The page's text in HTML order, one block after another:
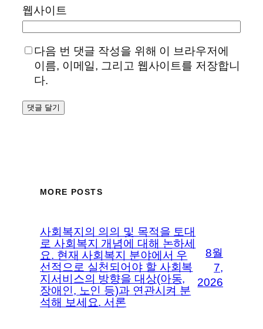
웹사이트
다음 번 댓글 작성을 위해 이 브라우저에
이름, 이메일, 그리고 웹사이트를 저장합니
다.
MORE POSTS
사회복지의 의의 및 목적을 토대
로 사회복지 개념에 대해 논하세
요. 현재 사회복지 분야에서 우
선적으로 실천되어야 할 사회복
지서비스의 방향을 대상(아동,
장애인, 노인 등)과 연관시켜 분
석해 보세요. 서론
8월
7,
2026